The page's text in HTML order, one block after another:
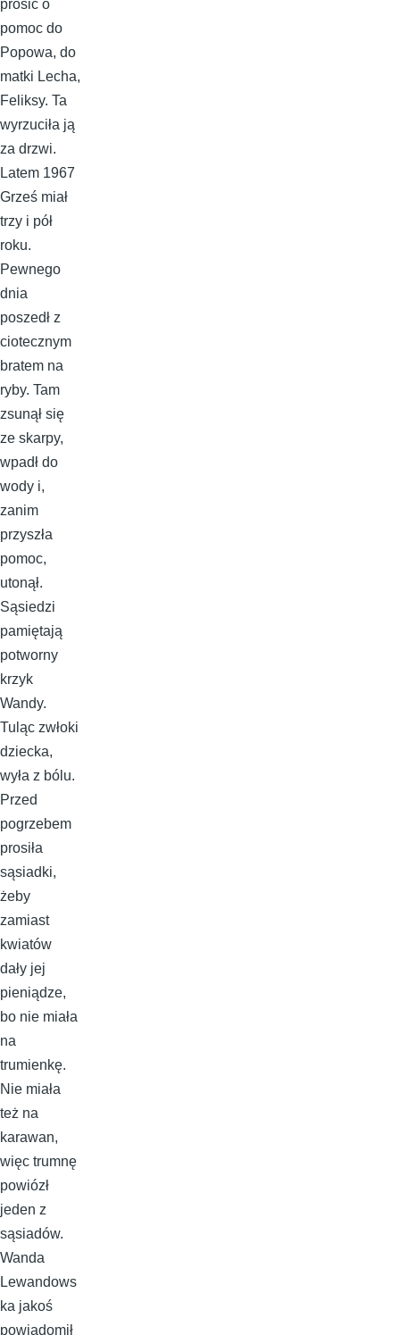
prosić o
pomoc do
Popowa, do
matki Lecha,
Feliksy. Ta
wyrzuciła ją
za drzwi.
Latem 1967
Grześ miał
trzy i pół
roku.
Pewnego
dnia
poszedł z
ciotecznym
bratem na
ryby. Tam
zsunął się
ze skarpy,
wpadł do
wody i,
zanim
przyszła
pomoc,
utonął.
Sąsiedzi
pamiętają
potworny
krzyk
Wandy.
Tuląc zwłoki
dziecka,
wyła z bólu.
Przed
pogrzebem
prosiła
sąsiadki,
żeby
zamiast
kwiatów
dały jej
pieniądze,
bo nie miała
na
trumienkę.
Nie miała
też na
karawan,
więc trumnę
powiózł
jeden z
sąsiadów.
Wanda
Lewandows
ka jakoś
powiadomił